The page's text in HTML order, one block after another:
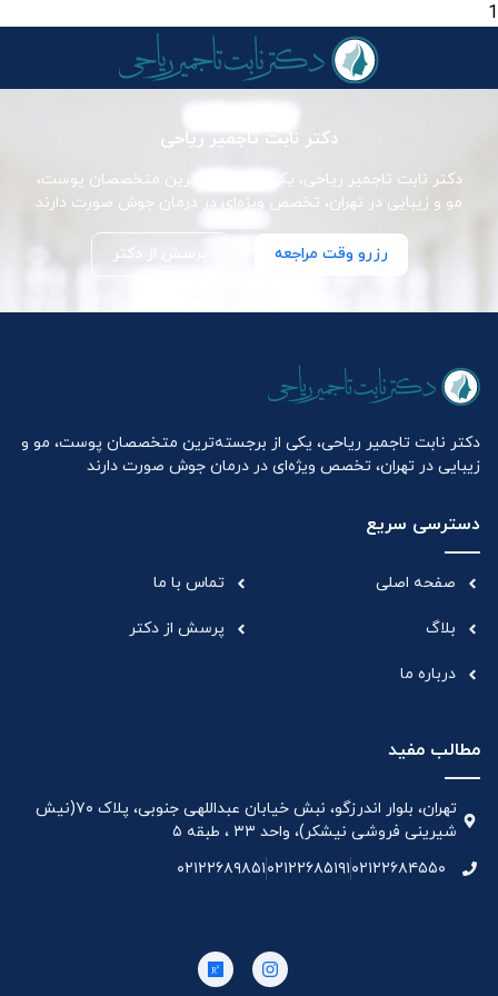
1
دکتر نابت تاجمیر ریاحی
دکتر نابت تاجمیر ریاحی، یکی از برجسته‌ترین متخصصان پوست،
مو و زیبایی در تهران، تخصص ویژه‌ای در درمان جوش صورت دارند
رزرو وقت مراجعه پرسش از دکتر
دکتر نابت تاجمیر ریاحی، یکی از برجسته‌ترین متخصصان پوست، مو و
زیبایی در تهران، تخصص ویژه‌ای در درمان جوش صورت دارند
دسترسی سریع
صفحه اصلی
بلاگ
درباره ما
تماس با ما
پرسش از دکتر
مطالب مفید
تهران، بلوار اندرزگو، نبش خیابان عبداللهی جنوبی، پلاک ۷۰(نیش
شیرینی فروشی نیشکر)، واحد ۳۳ ، طبقه ۵
۰۲۱۲۲۶۸۴۵۵۰۰۲۱۲۲۶۸۵۱۹۱۰۲۱۲۲۶۸۹۸۵۱